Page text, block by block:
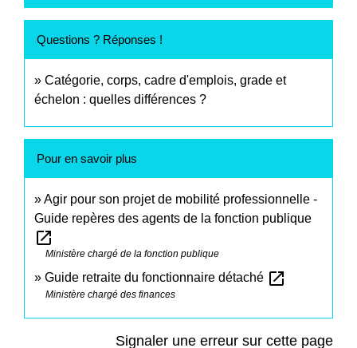
Questions ? Réponses !
Catégorie, corps, cadre d'emplois, grade et
échelon : quelles différences ?
Pour en savoir plus
Agir pour son projet de mobilité professionnelle -
Guide repères des agents de la fonction publique
open_in_new
Ministère chargé de la fonction publique
Guide retraite du fonctionnaire détaché open_in_new
Ministère chargé des finances
Signaler une erreur sur cette page